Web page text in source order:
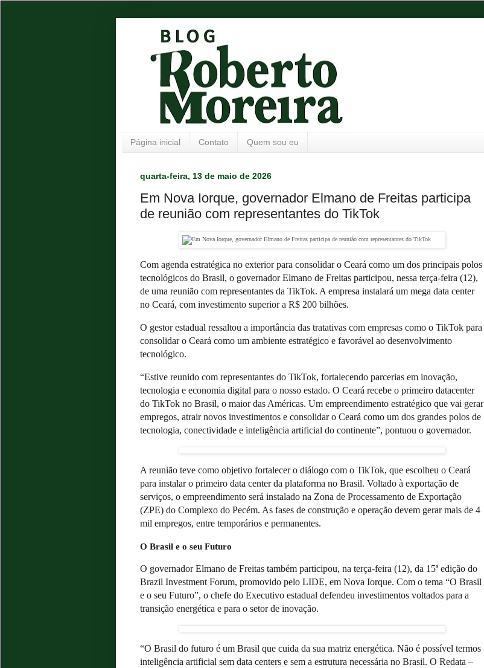
Página inicial Contato Quem sou eu
quarta-feira, 13 de maio de 2026
Em Nova Iorque, governador Elmano de Freitas participa
de reunião com representantes do TikTok
Com agenda estratégica no exterior para consolidar o Ceará como um dos principais polos
tecnológicos do Brasil, o governador Elmano de Freitas participou, nessa terça-feira (12),
de uma reunião com representantes da TikTok. A empresa instalará um mega data center
no Ceará, com investimento superior a R$ 200 bilhões.
O gestor estadual ressaltou a importância das tratativas com empresas como o TikTok para
consolidar o Ceará como um ambiente estratégico e favorável ao desenvolvimento
tecnológico.
“Estive reunido com representantes do TikTok, fortalecendo parcerias em inovação,
tecnologia e economia digital para o nosso estado. O Ceará recebe o primeiro datacenter
do TikTok no Brasil, o maior das Américas. Um empreendimento estratégico que vai gerar
empregos, atrair novos investimentos e consolidar o Ceará como um dos grandes polos de
tecnologia, conectividade e inteligência artificial do continente”, pontuou o governador.
A reunião teve como objetivo fortalecer o diálogo com o TikTok, que escolheu o Ceará
para instalar o primeiro data center da plataforma no Brasil. Voltado à exportação de
serviços, o empreendimento será instalado na Zona de Processamento de Exportação
(ZPE) do Complexo do Pecém. As fases de construção e operação devem gerar mais de 4
mil empregos, entre temporários e permanentes.
O Brasil e o seu Futuro
O governador Elmano de Freitas também participou, na terça-feira (12), da 15ª edição do
Brazil Investment Forum, promovido pelo LIDE, em Nova Iorque. Com o tema “O Brasil
e o seu Futuro”, o chefe do Executivo estadual defendeu investimentos voltados para a
transição energética e para o setor de inovação.
“O Brasil do futuro é um Brasil que cuida da sua matriz energética. Não é possível termos
inteligência artificial sem data centers e sem a estrutura necessária no Brasil. O Redata –